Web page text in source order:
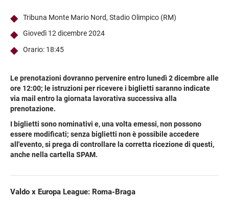
Tribuna Monte Mario Nord, Stadio Olimpico (RM)
Giovedì 12 dicembre 2024
Orario: 18:45
Le prenotazioni dovranno pervenire entro lunedì 2 dicembre alle
ore 12:00; le istruzioni per ricevere i biglietti saranno indicate
via mail entro la giornata lavorativa successiva alla
prenotazione.
I biglietti sono nominativi e, una volta emessi, non possono
essere modificati; senza biglietti non è possibile accedere
all'evento, si prega di controllare la corretta ricezione di questi,
anche nella cartella SPAM.
Valdo x Europa League: Roma-Braga